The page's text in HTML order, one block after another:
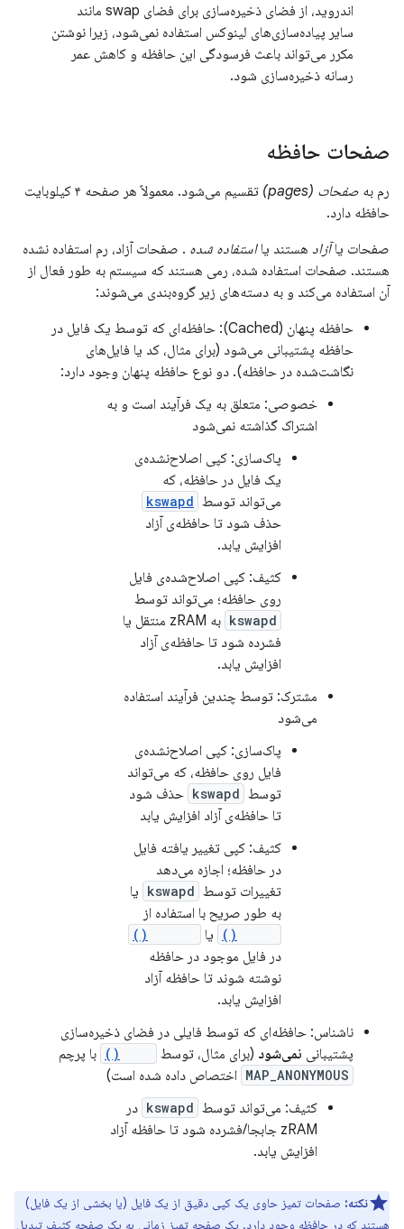
اندروید، از فضای ذخیره‌سازی برای فضای swap مانند
سایر پیاده‌سازی‌های لینوکس استفاده نمی‌شود، زیرا نوشتن
مکرر می‌تواند باعث فرسودگی این حافظه و کاهش عمر
رسانه ذخیره‌سازی شود.
صفحات حافظه
رم به صفحات (pages)
تقسیم می‌شود. معمولاً هر صفحه ۴ کیلوبایت
حافظه دارد.
صفحات یاآزاد هستند یااستفاده شده . صفحات آزاد، رم استفاده نشده
هستند. صفحات استفاده شده، رمی هستند که سیستم به طور فعال از
آن استفاده می‌کند و به دسته‌های زیر گروه‌بندی می‌شوند:
حافظه پنهان (Cached): حافظه‌ای که توسط یک فایل در
حافظه پشتیبانی می‌شود (برای مثال، کد یا فایل‌های
نگاشت‌شده در حافظه). دو نوع حافظه پنهان وجود دارد:
خصوصی: متعلق به یک فرآیند است و به
اشتراک گذاشته نمی‌شود
پاک‌سازی: کپی اصلاح‌نشده‌ی
یک فایل در حافظه، که
می‌تواند توسط kswapd
حذف شود تا حافظه‌ی آزاد
افزایش یابد.
کثیف: کپی اصلاح‌شده‌ی فایل
روی حافظه؛ می‌تواند توسط
kswapd
به zRAM منتقل یا
فشرده شود تا حافظه‌ی آزاد
افزایش یابد.
مشترک: توسط چندین فرآیند استفاده
می‌شود
پاک‌سازی: کپی اصلاح‌نشده‌ی
فایل روی حافظه، که می‌تواند
توسط kswapd حذف شود
تا حافظه‌ی آزاد افزایش یابد
کثیف: کپی تغییر یافته فایل
در حافظه؛ اجازه می‌دهد
تغییرات توسط kswapd یا
به طور صریح با استفاده از
یا
در فایل موجود در حافظه
نوشته شوند تا حافظه آزاد
افزایش یابد.
ناشناس: حافظه‌ای که توسط فایلی در فضای ذخیره‌سازی
پشتیبانی نمی‌شود (برای مثال، توسط با پرچم
MAP_ANONYMOUS اختصاص داده شده است)
کثیف: می‌تواند توسط kswapd در
zRAM جابجا/فشرده شود تا حافظه آزاد
افزایش یابد.
نکته: صفحات تمیز حاوی یک کپی دقیق از یک فایل (یا بخشی از یک فایل)
هستند که در حافظه وجود دارد. یک صفحه تمیز زمانی به یک صفحه کثیف تبدیل